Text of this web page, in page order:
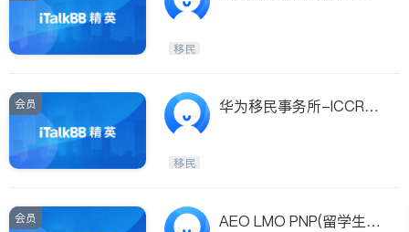
移民
会员
华为移民事务所-ICCRC
移民
会员
AEO LMO PNP(留学生快